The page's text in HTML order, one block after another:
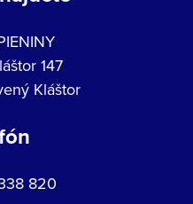
147
Kláštor
820